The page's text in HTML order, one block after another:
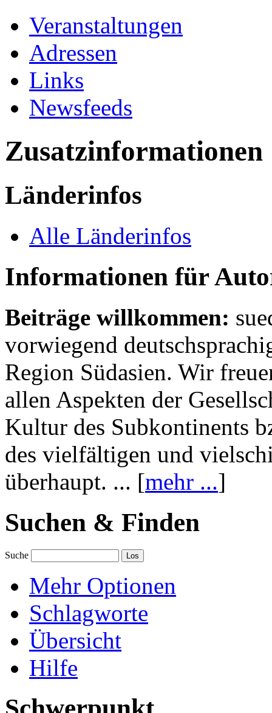
Veranstaltungen
Adressen
Links
Newsfeeds
Zusatzinformationen
Länderinfos
Alle Länderinfos
Informationen für
Beiträge willkommen:
vorwiegend
Region Südasien. Wir
allen Aspekten der
Kultur des Subkontinents
des vielfältigen und
überhaupt. ... [mehr ...]
Suchen & Finden
Suche
Mehr Optionen
Schlagworte
Übersicht
Hilfe